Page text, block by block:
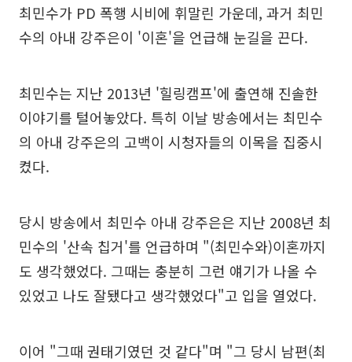
최민수가 PD 폭행 시비에 휘말린 가운데, 과거 최민
수의 아내 강주은이 '이혼'을 언급해 눈길을 끈다.
최민수는 지난 2013년 '힐링캠프'에 출연해 진솔한
이야기를 털어놓았다. 특히 이날 방송에서는 최민수
의 아내 강주은의 고백이 시청자들의 이목을 집중시
켰다.
당시 방송에서 최민수 아내 강주은은 지난 2008년 최
민수의 '산속 칩거'를 언급하며 "(최민수와)이혼까지
도 생각했었다. 그때는 충분히 그런 얘기가 나올 수
있었고 나도 잘됐다고 생각했었다"고 입을 열었다.
이어 "그때 권태기였던 것 같다"며 "그 당시 남편(최